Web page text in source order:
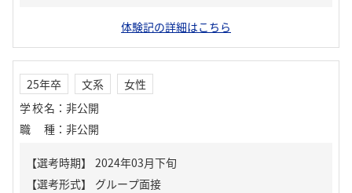
体験記の詳細はこちら
25年卒 文系
女性
学校名 ： 非公開
職種 ： 非公開